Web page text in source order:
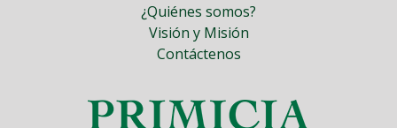
¿Quiénes somos?
Visión y Misión
Contáctenos